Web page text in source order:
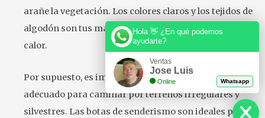
arañe la vegetación. Los colores claros y los tejidos de
algodón son tus mayores aliados para combatir el
calor.
Por supuesto, es imprescindible que uses el calzado
adecuado para caminar por terrenos irregulares y
silvestres. Las botas de senderismo son ideales pero
Hola 👋 ¿En qué podemos
ayudarte?
Ventas
Jose Luis
Online Whatsapp